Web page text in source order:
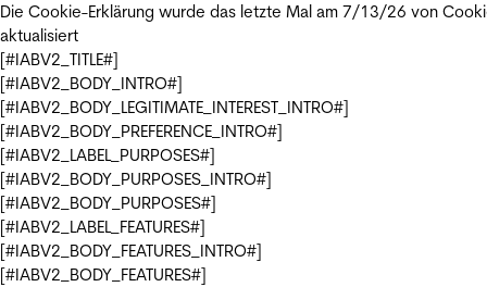
Die Cookie-Erklärung wurde das letzte Mal am 7/13/26 von
aktualisiert
[#IABV2_TITLE#]
[#IABV2_BODY_INTRO#]
[#IABV2_BODY_LEGITIMATE_INTEREST_INTRO#]
[#IABV2_BODY_PREFERENCE_INTRO#]
[#IABV2_LABEL_PURPOSES#]
[#IABV2_BODY_PURPOSES_INTRO#]
[#IABV2_BODY_PURPOSES#]
[#IABV2_LABEL_FEATURES#]
[#IABV2_BODY_FEATURES_INTRO#]
[#IABV2_BODY_FEATURES#]